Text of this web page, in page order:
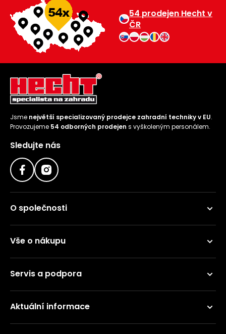
54 prodejen Hecht v
ČR
Jsme největší specializovaný prodejce zahradní techniky v EU.
Provozujeme 54 odborných prodejen s vyškoleným personálem.
Sledujte nás
O společnosti
Vše o nákupu
Servis a podpora
Aktuální informace